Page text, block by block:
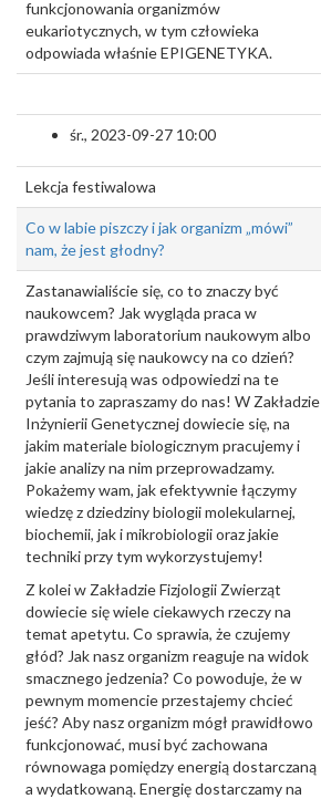
funkcjonowania organizmów
eukariotycznych, w tym człowieka
odpowiada właśnie EPIGENETYKA.
śr., 2023-09-27 10:00
Lekcja festiwalowa
Co w labie piszczy i jak organizm „mówi”
nam, że jest głodny?
Zastanawialiście się, co to znaczy być
naukowcem? Jak wygląda praca w
prawdziwym laboratorium naukowym albo
czym zajmują się naukowcy na co dzień?
Jeśli interesują was odpowiedzi na te
pytania to zapraszamy do nas! W Zakładzie
Inżynierii Genetycznej dowiecie się, na
jakim materiale biologicznym pracujemy i
jakie analizy na nim przeprowadzamy.
Pokażemy wam, jak efektywnie łączymy
wiedzę z dziedziny biologii molekularnej,
biochemii, jak i mikrobiologii oraz jakie
techniki przy tym wykorzystujemy!
Z kolei w Zakładzie Fizjologii Zwierząt
dowiecie się wiele ciekawych rzeczy na
temat apetytu. Co sprawia, że czujemy
głód? Jak nasz organizm reaguje na widok
smacznego jedzenia? Co powoduje, że w
pewnym momencie przestajemy chcieć
jeść? Aby nasz organizm mógł prawidłowo
funkcjonować, musi być zachowana
równowaga pomiędzy energią dostarczaną
a wydatkowaną. Energię dostarczamy na